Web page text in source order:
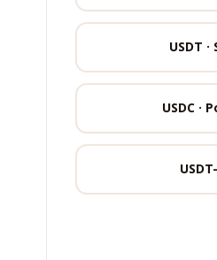
USDT
USDC ·